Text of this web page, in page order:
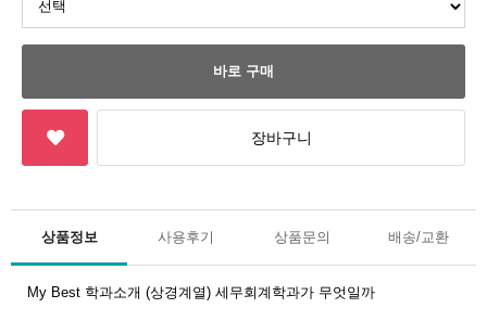
상품정보 사용후기 상품문의 배송/교환
My Best 학과소개 (상경계열) 세무회계학과가 무엇일까